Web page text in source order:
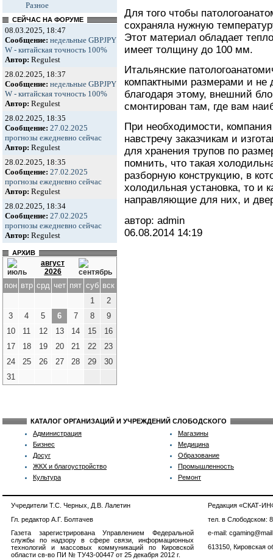
Разное
СЕЙЧАС НА ФОРУМЕ
08.03.2025, 18:47
Сообщение: недельные GBPJPY
W - китайская точность 100%
Автор: Regulest
28.02.2025, 18:37
Сообщение: недельные GBPJPY
W - китайская точность 100%
Автор: Regulest
28.02.2025, 18:35
Сообщение: 27.02.2025
прогнозы ежедневно сейчас
Автор: Regulest
28.02.2025, 18:35
Сообщение: 27.02.2025
прогнозы ежедневно сейчас
Автор: Regulest
28.02.2025, 18:34
Сообщение: 27.02.2025
прогнозы ежедневно сейчас
Автор: Regulest
АРХИВ
август
2026
пон втр срд чет пят суб вск
1
2
3
4 5 6 7 8
9
10
11 12 13 14 15
16
17
18 19 20 21 22
23
24
25 26 27 28 29
30
31
Для того чтобы
сохраняла нужную
Этот материал обладает
имеет толщину до 100 мм.
Итальянские
компактными размерами и не
благодаря этому, внешний
смонтирован там, где вам
При необходимости,
навстречу заказчикам и
для хранения трупов по
помнить, что такая
разборную конструкцию, в
холодильная установка, то и
направляющие для них, и
автор: admin
06.08.2014 14:19
КАТАЛОГ ОРГАНИЗАЦИЙ И УЧРЕЖДЕНИЙ СЛОБОДСКОГО
Администрация
Бизнес
Досуг
ЖКХ и благоустройство
Культура
Магазины
Медицина
Образование
Промышленность
Ремонт
Учредители Т.С. Черных, Д.В. Лалетин
Гл. редактор А.Г. Болтачев
Газета зарегистрирована Управлением Федеральной
службы по надзору в сфере связи, информационных
технологий и массовых коммуникаций по Кировской
области св-во ПИ № ТУ43-00447 от 25 декабря 2012 г.
Редакция «СКАТ-
тел. в Слободском:
e-mail:
613150, Кировская